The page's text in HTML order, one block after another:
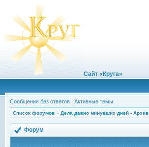
Сайт «Круга»
Сообщения без ответов | Активные темы
Список форумов » Дела давно минувших дней - Архив
Форум